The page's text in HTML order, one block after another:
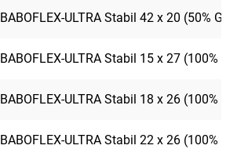
BABOFLEX-ULTRA Stabil 42 x 20 (50%
BABOFLEX-ULTRA Stabil 15 x 27 (100%
BABOFLEX-ULTRA Stabil 18 x 26 (100%
BABOFLEX-ULTRA Stabil 22 x 26 (100%